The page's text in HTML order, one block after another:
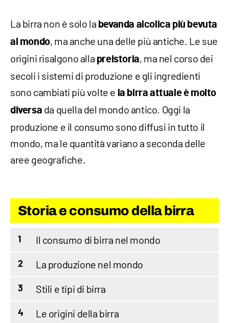
La birra non è solo la bevanda alcolica più bevuta
al mondo, ma anche una delle più antiche. Le sue
origini risalgono alla preistoria, ma nel corso dei
secoli i sistemi di produzione e gli ingredienti
sono cambiati più volte e la birra attuale è molto
diversa da quella del mondo antico. Oggi la
produzione e il consumo sono diffusi in tutto il
mondo, ma le quantità variano a seconda delle
aree geografiche.
Storia e consumo della birra
1 Il consumo di birra nel mondo
2 La produzione nel mondo
3 Stili e tipi di birra
4 Le origini della birra